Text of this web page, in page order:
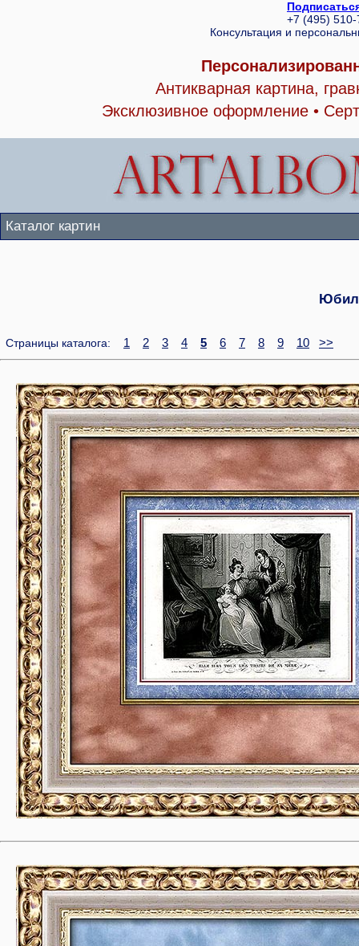
+7 (495)
Консультация и
Антикварная картина,
Эксклюзивное оформление •
Каталог картин
Страницы каталога: 1 2 3 4 5 6 7 8 9 10 >>